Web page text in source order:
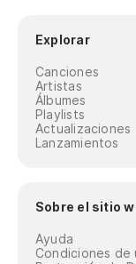
Explorar
Canciones
Artistas
Álbumes
Playlists
Actualizaciones
Lanzamientos
Sobre el sitio
Ayuda
Condiciones de